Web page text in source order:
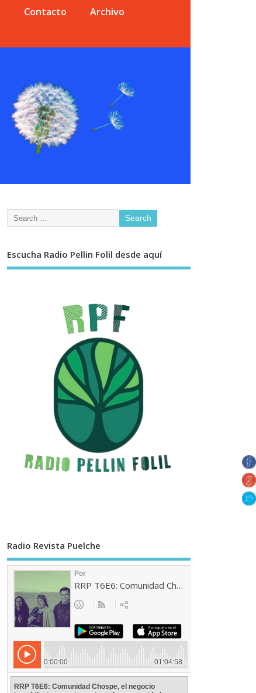
Contacto
Archivo
Escucha Radio Pellin Folil desde aquí
Radio Revista Puelche